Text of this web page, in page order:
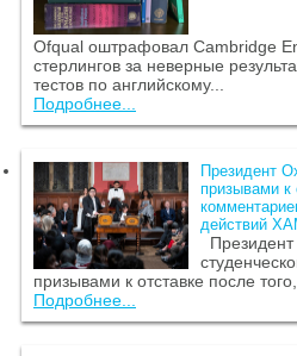
Ofqual оштрафовал Cambridge
стерлингов за неверные
тестов по английскому...
Подробнее...
Президент
призывами к
действий
призывами к отставке после
Подробнее...